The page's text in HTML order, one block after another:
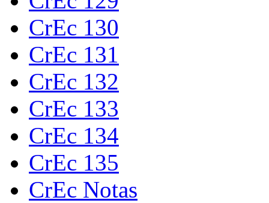
CrEc 130
CrEc 131
CrEc 132
CrEc 133
CrEc 134
CrEc 135
CrEc Notas